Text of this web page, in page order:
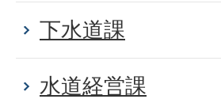
下水道課
水道経営課